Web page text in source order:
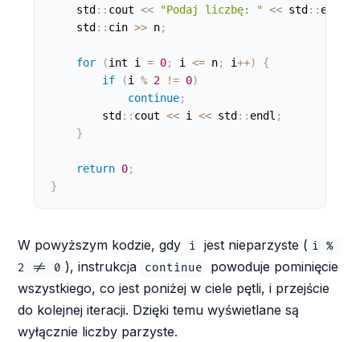
    std
: : cout << "Podaj liczbę: " << std : : endl
    std
: : cin >> n;
for (int i = 0; i <= n; i++)
{
if
(i % 2 != 0)
continue;
        std
: : cout << i << std : : endl ;
}
return 0;
}
W powyższym kodzie, gdy i jest nieparzyste ( i %
2 != 0 ), instrukcja continue
powoduje pominięcie
wszystkiego, co jest poniżej w ciele pętli, i przejście
do kolejnej iteracji. Dzięki temu wyświetlane są
wyłącznie liczby parzyste.